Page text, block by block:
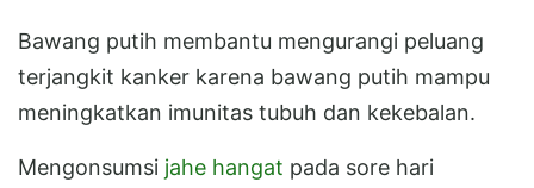
Bawang putih membantu mengurangi peluang
terjangkit kanker karena bawang putih mampu
meningkatkan imunitas tubuh dan kekebalan.
Mengonsumsi jahe hangat pada sore hari